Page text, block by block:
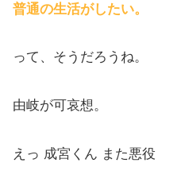
普通の生活がしたい。
って、そうだろうね。
由岐が可哀想。
えっ 成宮くん また悪役